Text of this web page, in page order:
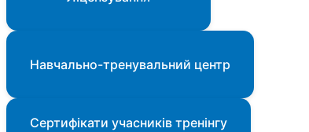
Навчально-тренувальний центр
Сертифікати учасників тренінгу